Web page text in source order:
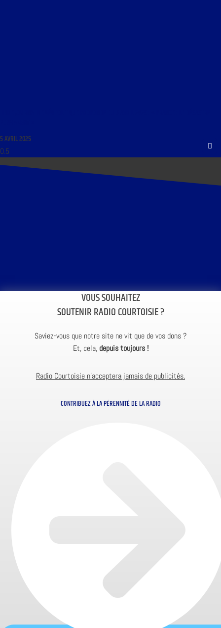
5 AVRIL 2025
VOUS SOUHAITEZ
SOUTENIR RADIO COURTOISIE ?
Saviez-vous que notre site ne vit que de vos dons ?
Et, cela, depuis toujours !
Radio Courtoisie n’acceptera jamais de publicités.
CONTRIBUEZ À LA PÉRENNITÉ DE LA RADIO